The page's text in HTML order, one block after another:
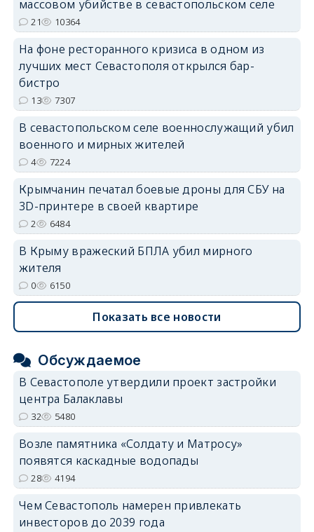
массовом убийстве в севастопольском селе
21 10364
На фоне ресторанного кризиса в одном из
лучших мест Севастополя открылся бар-
бистро
13 7307
В севастопольском селе военнослужащий убил
военного и мирных жителей
4 7224
Крымчанин печатал боевые дроны для СБУ на
3D-принтере в своей квартире
2 6484
В Крыму вражеский БПЛА убил мирного
жителя
0 6150
Показать все новости
Обсуждаемое
В Севастополе утвердили проект застройки
центра Балаклавы
32 5480
Возле памятника «Солдату и Матросу»
появятся каскадные водопады
28 4194
Чем Севастополь намерен привлекать
инвесторов до 2039 года